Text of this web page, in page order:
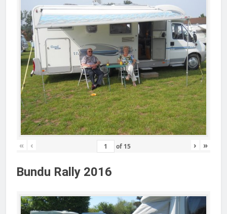
« ‹ of 15 › »
Bundu Rally 2016